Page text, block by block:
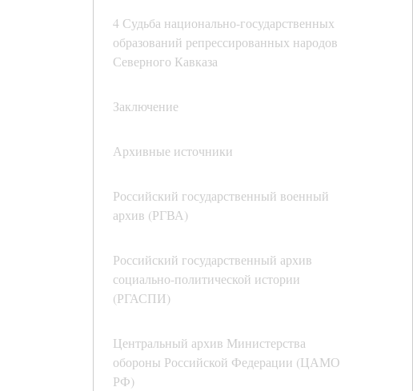
4 Судьба национально-государственных
образований репрессированных народов
Северного Кавказа
Заключение
Архивные источники
Российский государственный военный
архив (РГВА)
Российский государственный архив
социально-политической истории
(РГАСПИ)
Центральный архив Министерства
обороны Российской Федерации (ЦАМО
РФ)